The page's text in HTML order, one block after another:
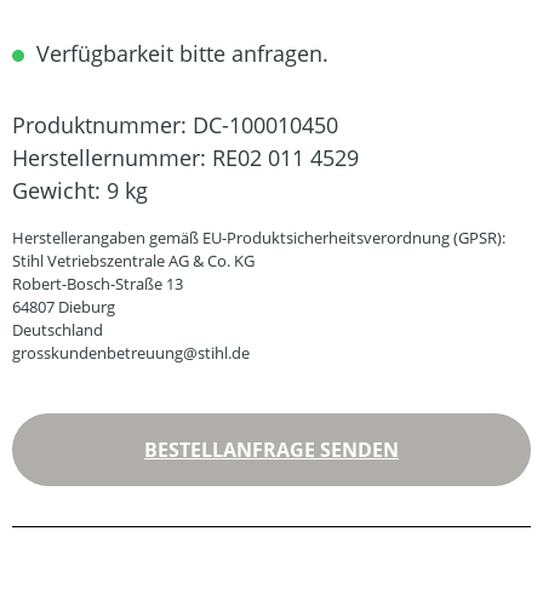
Verfügbarkeit bitte anfragen.
Produktnummer: DC-100010450
Herstellernummer: RE02 011 4529
Gewicht: 9 kg
Herstellerangaben gemäß EU-Produktsicherheitsverordnung (GPSR):
Stihl Vetriebszentrale AG & Co. KG
Robert-Bosch-Straße 13
64807 Dieburg
Deutschland
grosskundenbetreuung@stihl.de
BESTELLANFRAGE SENDEN